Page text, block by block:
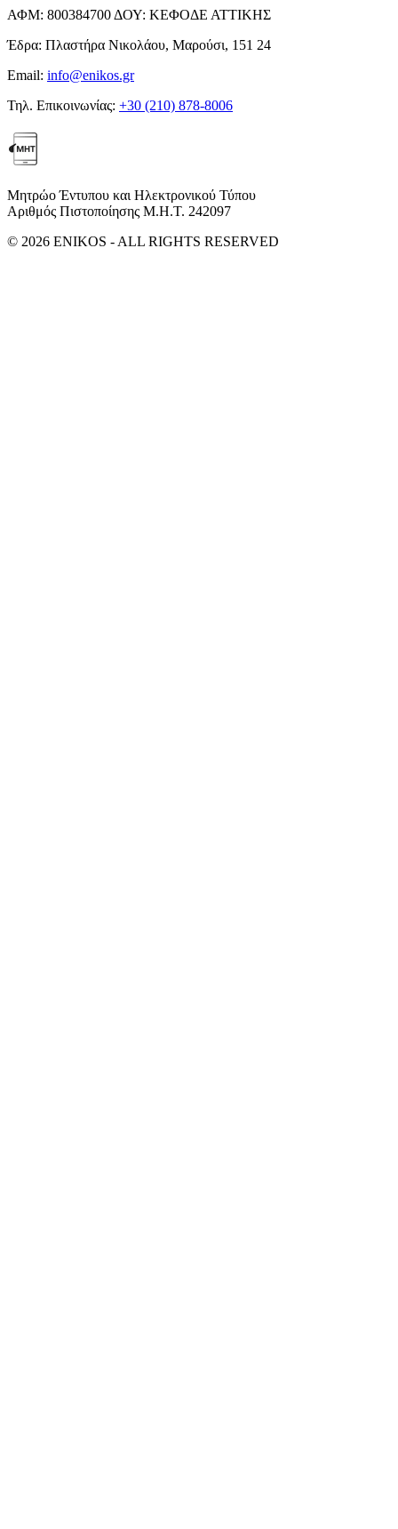
ΑΦΜ: 800384700 ΔΟΥ: ΚΕΦΟΔΕ ΑΤΤΙΚΗΣ
Έδρα: Πλαστήρα Νικολάου, Μαρούσι, 151 24
Email: info@enikos.gr
Τηλ. Επικοινωνίας: +30 (210) 878-8006
Μητρώο Έντυπου και Ηλεκτρονικού Τύπου
Αριθμός Πιστοποίησης Μ.Η.Τ. 242097
© 2026 ENIKOS - ALL RIGHTS RESERVED